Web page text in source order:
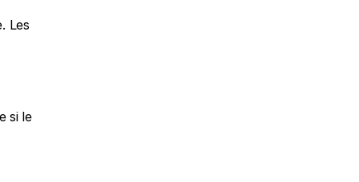
Les
si le